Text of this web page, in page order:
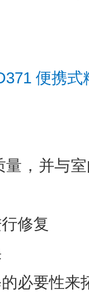
便携
，并与
修复
必要性来